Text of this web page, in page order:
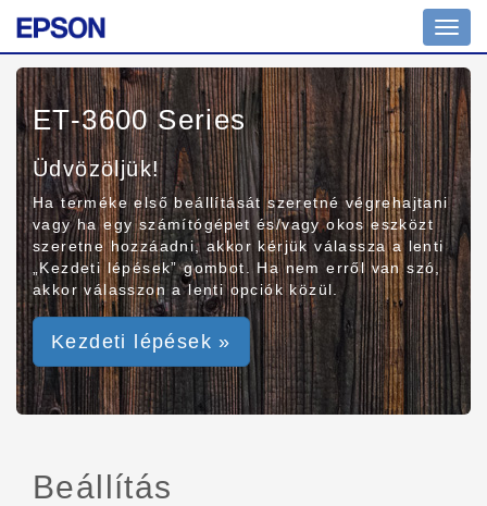
ET-3600 Series
Üdvözöljük!
Ha terméke első beállítását szeretné végrehajtani
vagy ha egy számítógépet és/vagy okos eszközt
szeretne hozzáadni, akkor kérjük válassza a lenti
„Kezdeti lépések” gombot. Ha nem erről van szó,
akkor válasszon a lenti opciók közül.
Kezdeti lépések »
Beállítás